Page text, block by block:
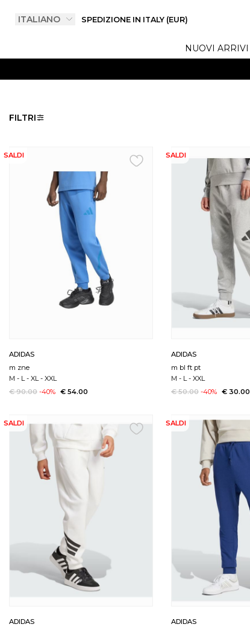
SPEDIZIONE IN ITALY (EUR)
NUOVI ARRIVI
FILTRI
SALDI
ADIDAS
m zne
M - L - XL - XXL
€ 90.00 -40% € 54.00
SALDI
ADIDAS
m bl ft pt
M -L -XXL
€ 50.00 -40% € 30.00
SALDI
ADIDAS
SALDI
ADIDAS